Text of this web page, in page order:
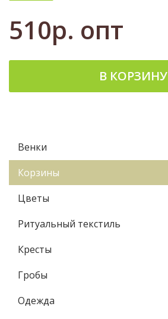
510р. опт
В КОРЗИНУ
Венки
Корзины
Цветы
Ритуальный текстиль
Кресты
Гробы
Одежда